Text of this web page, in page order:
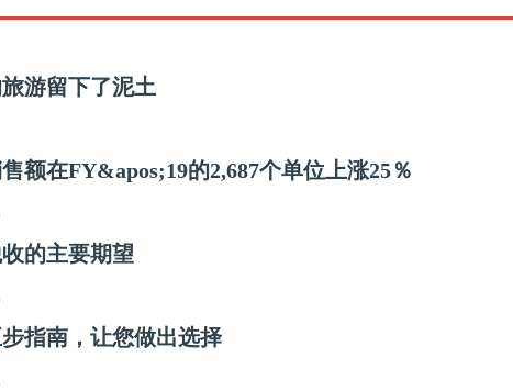
游留下了泥土
额在FY&apos;19的2,687个单位上涨25％
的主要期望
指南，让您做出选择